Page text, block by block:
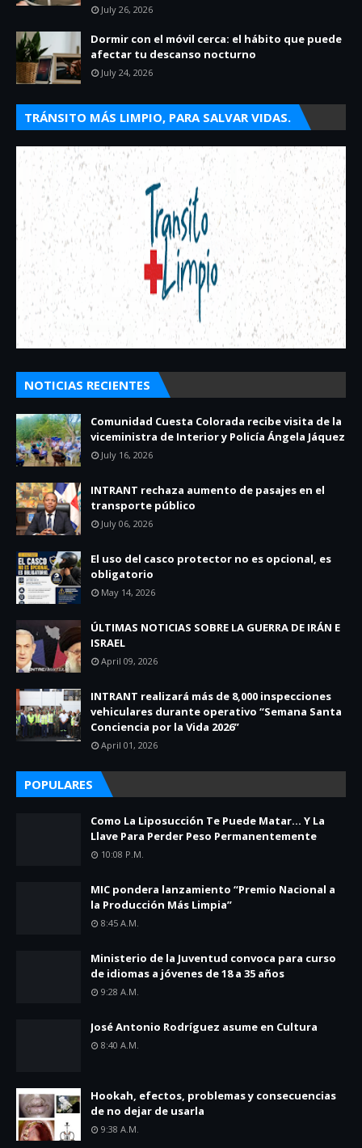
July 26, 2026
Dormir con el móvil cerca: el hábito que puede
afectar tu descanso nocturno
July 24, 2026
TRÁNSITO MÁS LIMPIO, PARA SALVAR VIDAS.
NOTICIAS RECIENTES
Comunidad Cuesta Colorada recibe visita de la
viceministra de Interior y Policía Ángela Jáquez
July 16, 2026
INTRANT rechaza aumento de pasajes en el
transporte público
July 06, 2026
El uso del casco protector no es opcional, es
obligatorio
May 14, 2026
ÚLTIMAS NOTICIAS SOBRE LA GUERRA DE IRÁN E
ISRAEL
April 09, 2026
INTRANT realizará más de 8,000 inspecciones
vehiculares durante operativo “Semana Santa
Conciencia por la Vida 2026”
April 01, 2026
POPULARES
Como La Liposucción Te Puede Matar… Y La
Llave Para Perder Peso Permanentemente
10:08 P.m.
MIC pondera lanzamiento “Premio Nacional a
la Producción Más Limpia”
8:45 A.m.
Ministerio de la Juventud convoca para curso
de idiomas a jóvenes de 18 a 35 años
9:28 A.m.
José Antonio Rodríguez asume en Cultura
8:40 A.m.
Hookah, efectos, problemas y consecuencias
de no dejar de usarla
9:38 A.m.